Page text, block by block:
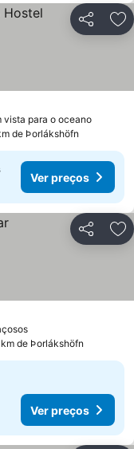
Partilhar
para o oceano
de Þorlákshöfn
Ver preços
Partilhar
de Þorlákshöfn
Ver preços